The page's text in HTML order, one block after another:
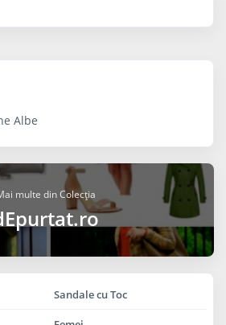
Albe
multe din Colecția
Sandale cu Toc